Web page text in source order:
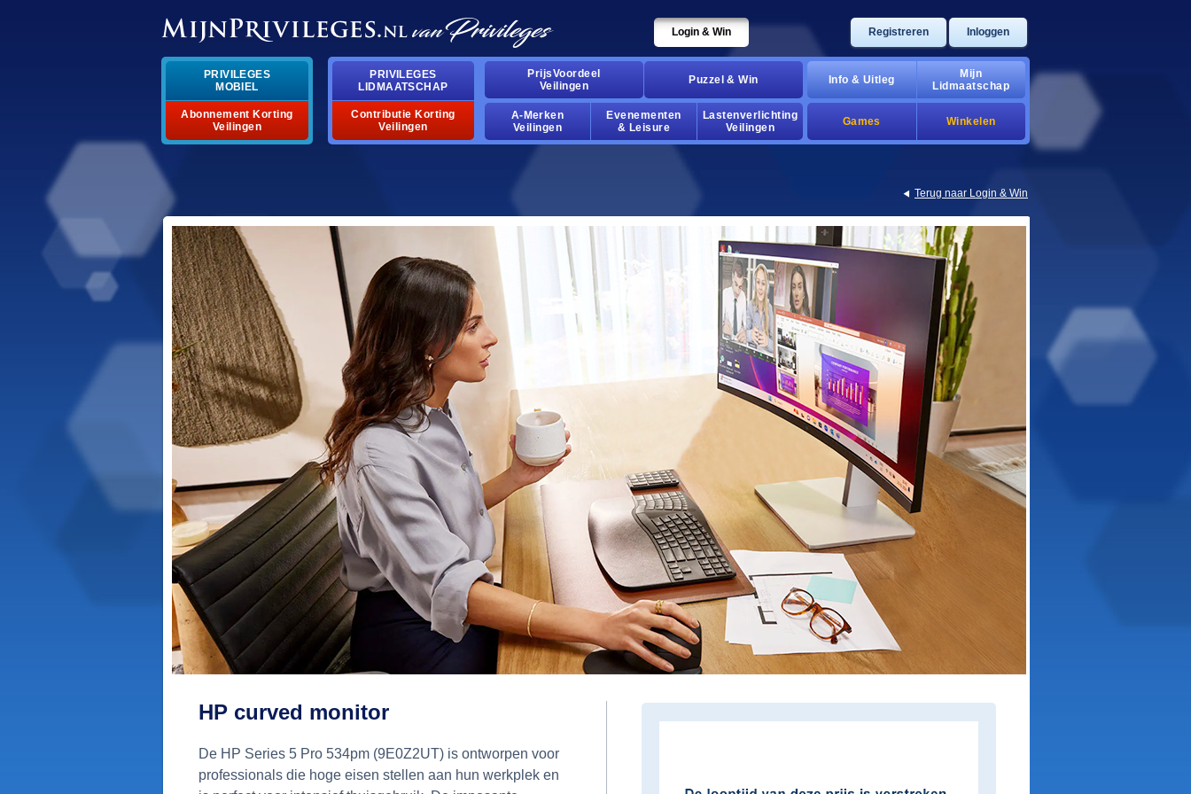
Login & Win Registreren Inloggen
PRIVILEGES
MOBIEL
Abonnement Korting
Veilingen
PRIVILEGES
LIDMAATSCHAP
Contributie Korting
Veilingen
PrijsVoordeel
Veilingen
Puzzel & Win
A-Merken
Veilingen
Evenementen
& Leisure
Lastenverlichting
Veilingen
Info & Uitleg
Mijn
Lidmaatschap
Games Winkelen
Terug naar Login & Win
HP curved monitor
De HP Series 5 Pro 534pm (9E0Z2UT) is ontworpen voor
professionals die hoge eisen stellen aan hun werkplek en